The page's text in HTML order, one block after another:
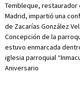
Tembleque, restaurador
Madrid, impartió una
de Zacarías González
Concepción de la
estuvo enmarcada
iglesia parroquial
Aniversario